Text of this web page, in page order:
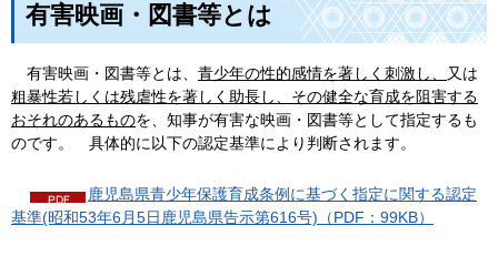
有害映画・図書等とは
有害映画・図書等とは、 青少年の性的感情を著しく刺激し、
又は
粗暴性若しくは残虐性を著しく助長し、 その健全な育成を阻害する
おそれのあるものを、知事が有害な映画・図書等として指定するも
のです。
具体的に以下の認定基準により判断されます。
鹿児島県青少年保護育成条例に基づく指定に関する認定
基準(昭和53年6月5日鹿児島県告示第616号)（PDF：99KB）